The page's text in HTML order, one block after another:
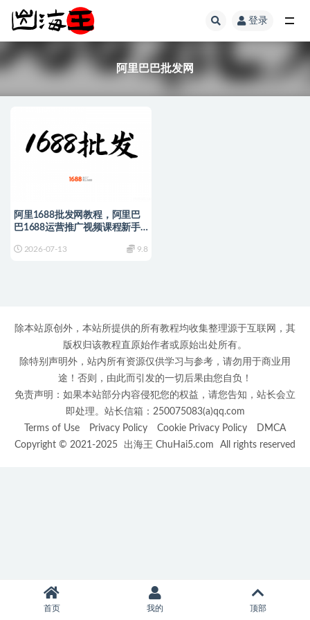
登录
阿里巴巴批发网
阿里1688批发网教程，阿里巴
巴1688运营推广视频课程新手
2026-07-13 9.8
除本站原创外，本站所提供的所有教程均收集整理源于互联网，其
版权归该教程直原始作者或原始出处所有。
除特别声明外，站内所有资源仅供学习与参考，请勿用于商业用
途！否则，由此而引发的一切后果由您自负！
免责声明：如果本站部分内容侵犯您的权益，请您告知，站长会立
即处理。站长信箱：250075083(a)qq.com
Terms of Use
Privacy Policy Cookie Privacy Policy
DMCA
Copyright © 2021-2025
出海王 ChuHai5.com All rights reserved
首页 我的 顶部
全部